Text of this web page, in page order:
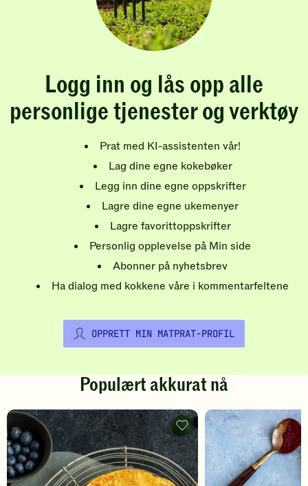
Logg inn og lås opp alle
personlige tjenester og verktøy
Prat med KI-assistenten vår!
Lag dine egne kokebøker
Legg inn dine egne oppskrifter
Lagre dine egne ukemenyer
Lagre favorittoppskrifter
Personlig opplevelse på Min side
Abonner på nyhetsbrev
Ha dialog med kokkene våre i kommentarfeltene
OPPRETT MIN MATPRAT-PROFIL
Populært akkurat nå
Pannekaker
-
legg
til
favoritter